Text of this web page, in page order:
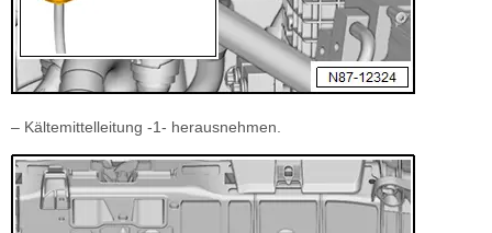
– Kältemittelleitung -1- herausnehmen.